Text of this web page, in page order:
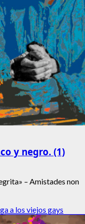
y negro. (1)
– Amistades non
a los viejos gays